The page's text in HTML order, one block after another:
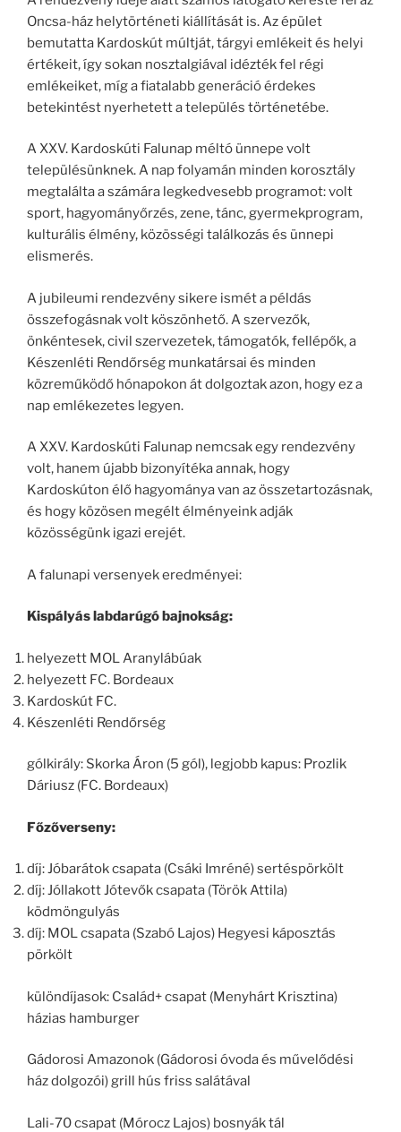
Oncsa-ház helytörténeti kiállítását is. Az épület
bemutatta Kardoskút múltját, tárgyi emlékeit és helyi
értékeit, így sokan nosztalgiával idézték fel régi
emlékeiket, míg a fiatalabb generáció érdekes
betekintést nyerhetett a település történetébe.
A XXV. Kardoskúti Falunap méltó ünnepe volt
településünknek. A nap folyamán minden korosztály
megtalálta a számára legkedvesebb programot: volt
sport, hagyományőrzés, zene, tánc, gyermekprogram,
kulturális élmény, közösségi találkozás és ünnepi
elismerés.
A jubileumi rendezvény sikere ismét a példás
összefogásnak volt köszönhető. A szervezők,
önkéntesek, civil szervezetek, támogatók, fellépők, a
Készenléti Rendőrség munkatársai és minden
közreműködő hónapokon át dolgoztak azon, hogy ez a
nap emlékezetes legyen.
A XXV. Kardoskúti Falunap nemcsak egy rendezvény
volt, hanem újabb bizonyítéka annak, hogy
Kardoskúton élő hagyománya van az összetartozásnak,
és hogy közösen megélt élményeink adják
közösségünk igazi erejét.
A falunapi versenyek eredményei:
Kispályás labdarúgó bajnokság:
helyezett MOL Aranylábúak
helyezett FC. Bordeaux
Kardoskút FC.
Készenléti Rendőrség
gólkirály: Skorka Áron (5 gól), legjobb kapus: Prozlik
Dáriusz (FC. Bordeaux)
Főzőverseny:
díj: Jóbarátok csapata (Csáki Imréné) sertéspörkölt
díj: Jóllakott Jótevők csapata (Török Attila)
ködmöngulyás
díj: MOL csapata (Szabó Lajos) Hegyesi káposztás
pörkölt
különdíjasok: Család+ csapat (Menyhárt Krisztina)
házias hamburger
Gádorosi Amazonok (Gádorosi óvoda és művelődési
ház dolgozói) grill hús friss salátával
Lali-70 csapat (Mórocz Lajos) bosnyák tál